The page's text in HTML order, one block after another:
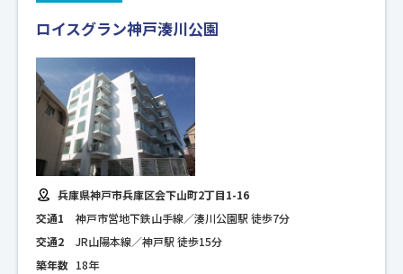
ロイスグラン神戸湊川公園
兵庫県神戸市兵庫区会下山町2丁目1-16
交通1
神戸市営地下鉄山手線／湊川公園駅 徒歩7分
交通2
JR山陽本線／神戸駅 徒歩15分
築年数 18年